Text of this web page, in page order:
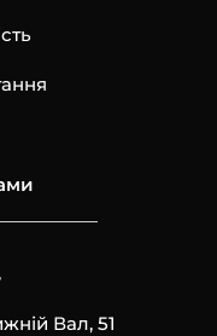
Вал, 51